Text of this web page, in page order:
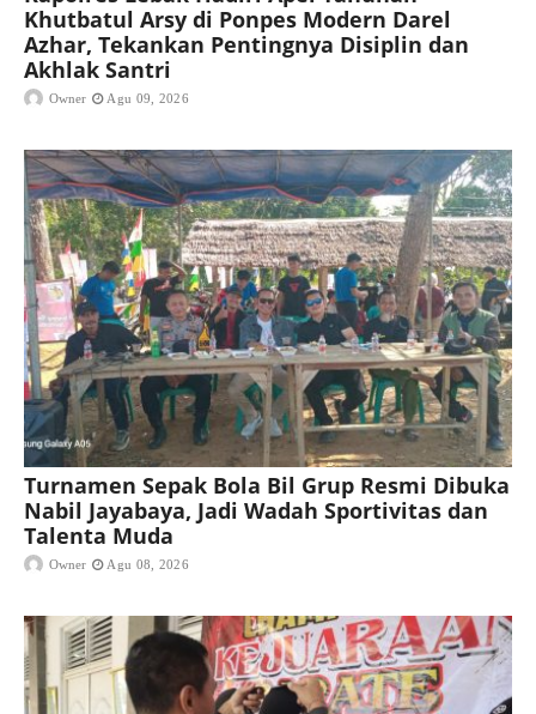
Khutbatul Arsy di Ponpes Modern Darel
Azhar, Tekankan Pentingnya Disiplin dan
Akhlak Santri
Owner Agu 09, 2026
Turnamen Sepak Bola Bil Grup Resmi Dibuka
Nabil Jayabaya, Jadi Wadah Sportivitas dan
Talenta Muda
Owner Agu 08, 2026